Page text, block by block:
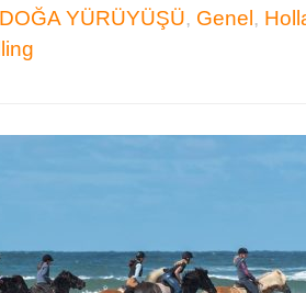
DOĞA YÜRÜYÜŞÜ, Genel ,